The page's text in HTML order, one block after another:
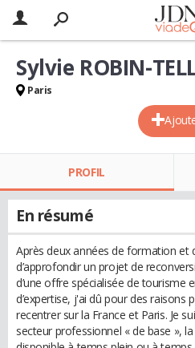
Sylvie ROBIN-
Paris
PROFIL
En résumé
Après deux années de formation et
d’approfondir un projet de
d’une offre spécialisée de tourisme
d’expertise, j'ai dû pour des raisons
recentrer sur la France et Paris. Je
secteur professionnel « de base », la